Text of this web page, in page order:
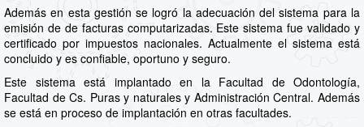
Además en esta gestión se logró la adecuación del sistema para la
emisión de de facturas computarizadas. Este sistema fue validado y
certificado por impuestos nacionales. Actualmente el sistema está
concluido y es confiable, oportuno y seguro.
Este sistema está implantado en la Facultad de Odontología,
Facultad de Cs. Puras y naturales y Administración Central. Además
se está en proceso de implantación en otras facultades.